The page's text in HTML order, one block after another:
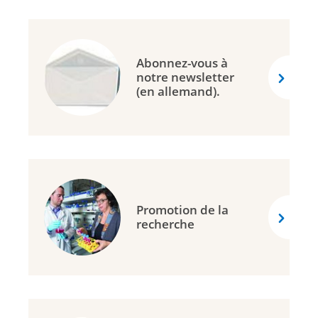
Abonnez-vous à
notre newsletter
(en allemand).
Promotion de la
recherche